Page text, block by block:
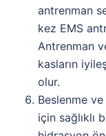
antrenman
kez EMS
Antrenman
kasların
olur.
Beslenme
için sağlıklı